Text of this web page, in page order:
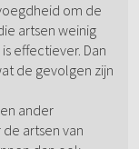
om de
artsen weinig
effectiever. Dan
de gevolgen zijn
ander
artsen van